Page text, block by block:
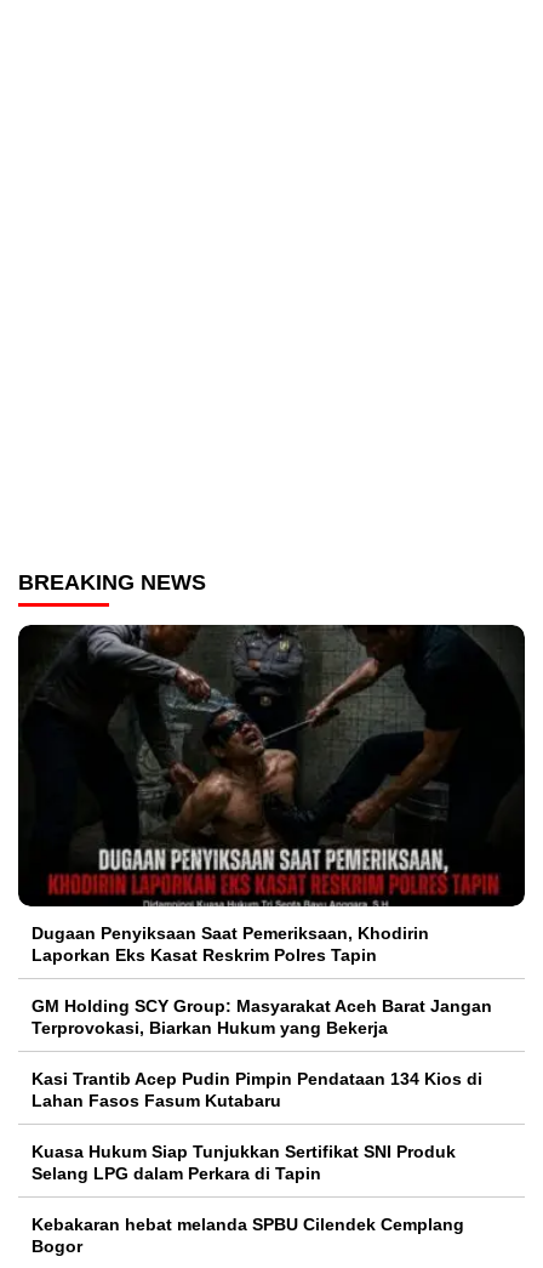
BREAKING NEWS
Dugaan Penyiksaan Saat Pemeriksaan, Khodirin
Laporkan Eks Kasat Reskrim Polres Tapin
GM Holding SCY Group: Masyarakat Aceh Barat Jangan
Terprovokasi, Biarkan Hukum yang Bekerja
Kasi Trantib Acep Pudin Pimpin Pendataan 134 Kios di
Lahan Fasos Fasum Kutabaru
Kuasa Hukum Siap Tunjukkan Sertifikat SNI Produk
Selang LPG dalam Perkara di Tapin
Kebakaran hebat melanda SPBU Cilendek Cemplang
Bogor